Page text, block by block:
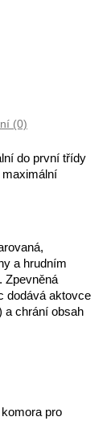
(0)
do první třídy
maximální
a hrudním
Zpevněná
dodává aktovce
a chrání obsah
pro